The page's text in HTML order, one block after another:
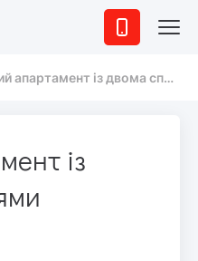
апартамент із двома спальнями
із